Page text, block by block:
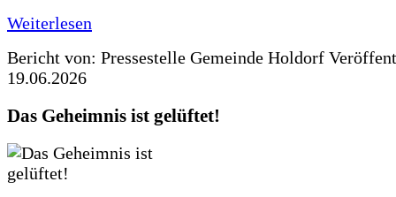
Weiterlesen
Bericht von: Pressestelle Gemeinde Holdorf
19.06.2026
Das Geheimnis ist gelüftet!